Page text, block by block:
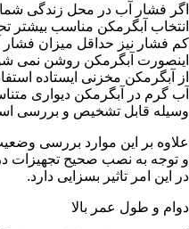
اگر فشار آب در محل زندگی شما
انتخاب آبگرمکن مناسب بیشتر
کم فشار نیز حداقل میزان
اینصورت آبگرمکن روشن نمی
از آبگرمکن مخزنی ایستاده
آب گرم در آبگرمکن دیواری
وسیله قابل تشخیص و بررسی
علاوه بر این موارد بررسی
و توجه به نصب صحیح تجهیزات در
در این امر تاثیر بسزایی دارد.
دوام و طول عمر بالا